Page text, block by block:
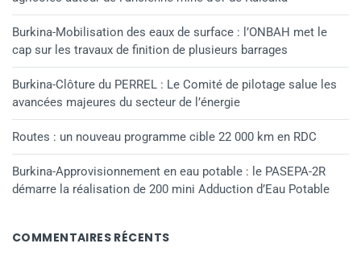
Burkina-Mobilisation des eaux de surface : l’ONBAH met le
cap sur les travaux de finition de plusieurs barrages
Burkina-Clôture du PERREL : Le Comité de pilotage salue les
avancées majeures du secteur de l’énergie
Routes : un nouveau programme cible 22 000 km en RDC
Burkina-Approvisionnement en eau potable : le PASEPA-2R
démarre la réalisation de 200 mini Adduction d’Eau Potable
COMMENTAIRES RÉCENTS